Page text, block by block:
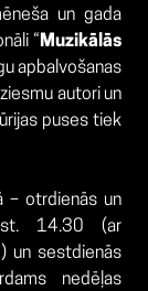
un gada
“Muzikālās
apbalvošanas
autori un
puses tiek
– otrdienās un
14.30 (ar
un sestdienās
nedēļas